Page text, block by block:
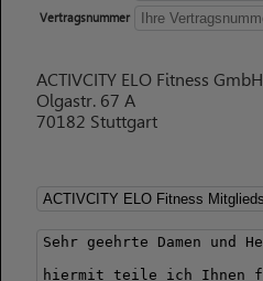
Vertragsnummer
ACTIVCITY ELO Fitness GmbH
Olgastr. 67 A
70182 Stuttgart